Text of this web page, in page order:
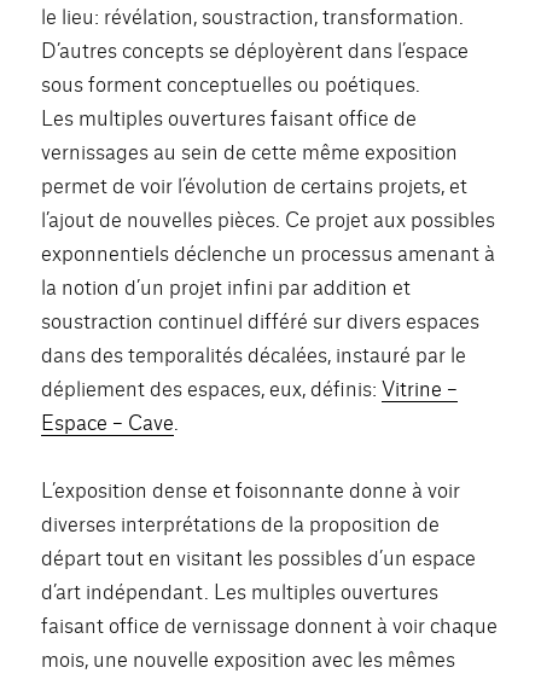
le lieu: révélation, soustraction, transformation.
D’autres concepts se déployèrent dans l’espace
sous forment conceptuelles ou poétiques.
Les multiples ouvertures faisant office de
vernissages au sein de cette même exposition
permet de voir l’évolution de certains projets, et
l’ajout de nouvelles pièces. Ce projet aux possibles
exponnentiels déclenche un processus amenant à
la notion d’un projet infini par addition et
soustraction continuel différé sur divers espaces
dans des temporalités décalées, instauré par le
dépliement des espaces, eux, définis:Vitrine –
Espace – Cave
L’exposition dense et foisonnante donne à voir
diverses interprétations de la proposition de
départ tout en visitant les possibles d’un espace
d’art indépendant. Les multiples ouvertures
faisant office de vernissage donnent à voir chaque
mois, une nouvelle exposition avec les mêmes